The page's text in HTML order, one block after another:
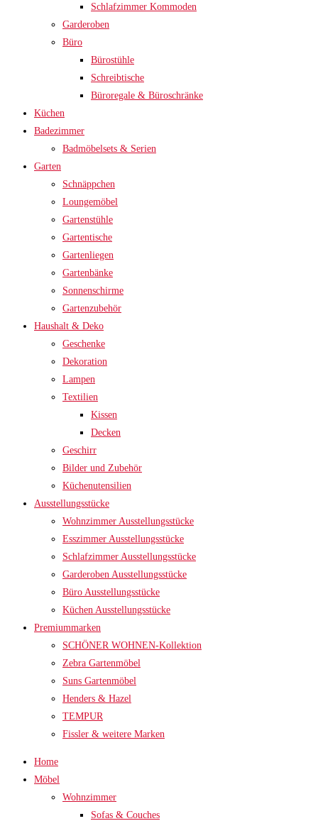
Schlafzimmer Kommoden
Garderoben
Büro
Bürostühle
Schreibtische
Büroregale & Büroschränke
Küchen
Badezimmer
Badmöbelsets & Serien
Garten
Schnäppchen
Loungemöbel
Gartenstühle
Gartentische
Gartenliegen
Gartenbänke
Sonnenschirme
Gartenzubehör
Haushalt & Deko
Geschenke
Dekoration
Lampen
Textilien
Kissen
Decken
Geschirr
Bilder und Zubehör
Küchenutensilien
Ausstellungsstücke
Wohnzimmer Ausstellungsstücke
Esszimmer Ausstellungsstücke
Schlafzimmer Ausstellungsstücke
Garderoben Ausstellungsstücke
Büro Ausstellungsstücke
Küchen Ausstellungsstücke
Premiummarken
SCHÖNER WOHNEN-Kollektion
Zebra Gartenmöbel
Suns Gartenmöbel
Henders & Hazel
TEMPUR
Fissler & weitere Marken
Home
Möbel
Wohnzimmer
Sofas & Couches